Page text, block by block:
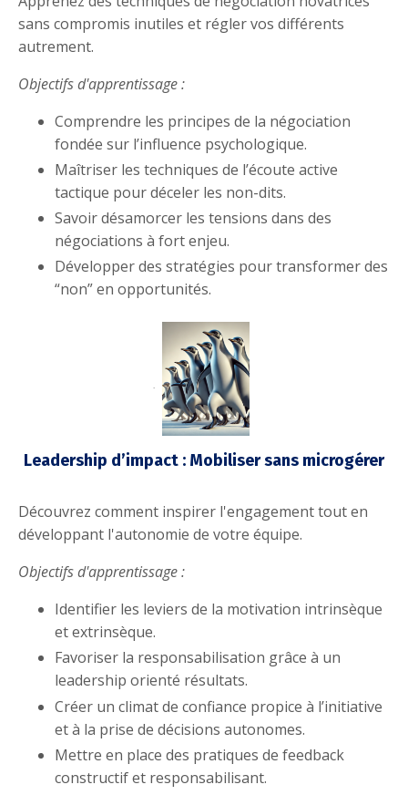
sans compromis inutiles et régler vos différents
autrement.
Objectifs d'apprentissage :
Comprendre les principes de la négociation
fondée sur l’influence psychologique.
Maîtriser les techniques de l’écoute active
tactique pour déceler les non-dits.
Savoir désamorcer les tensions dans des
négociations à fort enjeu.
Développer des stratégies pour transformer des
“non” en opportunités.
Leadership d’impact : Mobiliser sans microgérer
Découvrez comment inspirer l'engagement tout en
développant l'autonomie de votre équipe.
Objectifs d'apprentissage :
Identifier les leviers de la motivation intrinsèque
et extrinsèque.
Favoriser la responsabilisation grâce à un
leadership orienté résultats.
Créer un climat de confiance propice à l’initiative
et à la prise de décisions autonomes.
Mettre en place des pratiques de feedback
constructif et responsabilisant.